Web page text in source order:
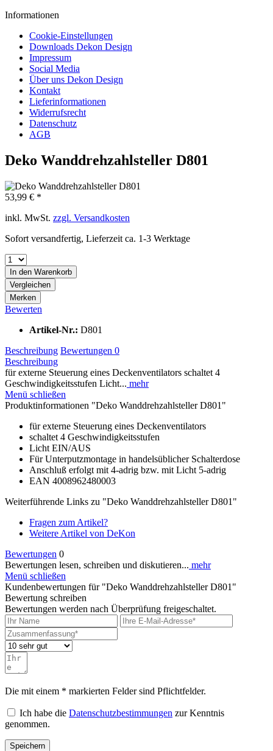
Informationen
Cookie-Einstellungen
Downloads Dekon Design
Impressum
Social Media
Über uns Dekon Design
Kontakt
Lieferinformationen
Widerrufsrecht
Datenschutz
AGB
Deko Wanddrehzahlsteller D801
53,99 € *
inkl. MwSt. zzgl. Versandkosten
Sofort versandfertig, Lieferzeit ca. 1-3 Werktage
In den Warenkorb
Vergleichen
Merken
Bewerten
Artikel-Nr.: D801
Beschreibung Bewertungen 0
Beschreibung
für externe Steuerung eines Deckenventilators schaltet 4
Geschwindigkeitsstufen Licht... mehr
Menü schließen
Produktinformationen "Deko Wanddrehzahlsteller D801"
für externe Steuerung eines Deckenventilators
schaltet 4 Geschwindigkeitsstufen
Licht EIN/AUS
Für Unterputzmontage in handelsüblicher Schalterdose
Anschluß erfolgt mit 4-adrig bzw. mit Licht 5-adrig
EAN 4008962480003
Weiterführende Links zu "Deko Wanddrehzahlsteller D801"
Fragen zum Artikel?
Weitere Artikel von DeKon
Bewertungen 0
Bewertungen lesen, schreiben und diskutieren... mehr
Menü schließen
Kundenbewertungen für "Deko Wanddrehzahlsteller D801"
Bewertung schreiben
Bewertungen werden nach Überprüfung freigeschaltet.
Die mit einem * markierten Felder sind Pflichtfelder.
Ich habe die Datenschutzbestimmungen zur Kenntnis
genommen.
Speichern